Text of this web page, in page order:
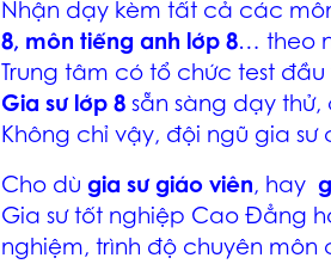
Nhận dạy kèm tất cả các
8, môn tiếng anh lớp 8… theo
Trung tâm có tổ chức test
Gia sư lớp 8 sẵn sàng dạy thử,
Không chỉ vậy, đội ngũ gia
Cho dù gia sư giáo viên, hay
Gia sư tốt nghiệp Cao Đẳng
nghiệm, trình độ chuyên môn